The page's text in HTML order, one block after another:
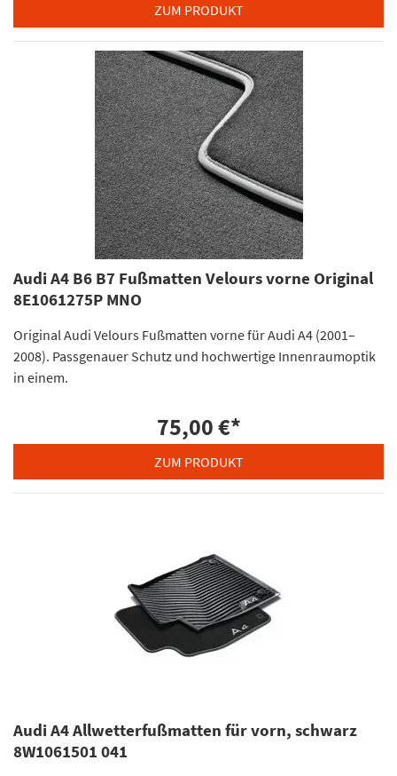
ZUM PRODUKT
Audi A4 B6 B7 Fußmatten Velours vorne Original
8E1061275P MNO
Original Audi Velours Fußmatten vorne für Audi A4 (2001–
2008). Passgenauer Schutz und hochwertige Innenraumoptik
in einem.
75,00 €*
ZUM PRODUKT
Audi A4 Allwetterfußmatten für vorn, schwarz
8W1061501 041